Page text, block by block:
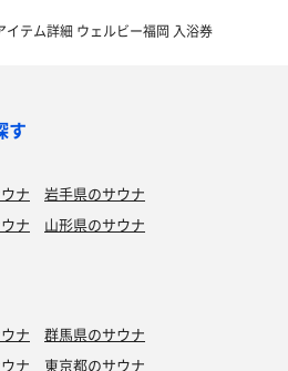
イテム詳細 ウェルビー福岡 入浴券
す
ナ
岩手県のサウナ
ナ
山形県のサウナ
ナ
群馬県のサウナ
ナ 東京都のサウナ